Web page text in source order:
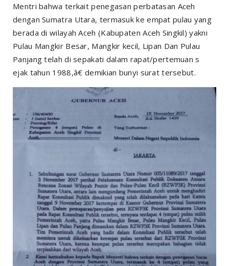
Mentri bahwa terkait penegasan perbatasan Aceh
dengan Sumatra Utara, termasuk ke empat pulau yang
berada di wilayah Aceh (Kabupaten Aceh Singkil) yakni
Pulau Mangkir Besar, Mangkir kecil, Lipan Dan Pulau
Panjang telah di sepakati dalam rapat/pertemuan s
ejak tahun 1988,â€ demikian bunyi surat tersebut.